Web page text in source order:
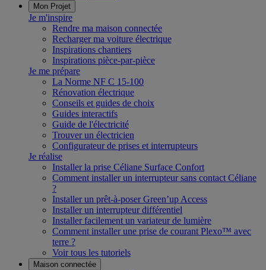
Mon Projet
Je m'inspire
Rendre ma maison connectée
Recharger ma voiture électrique
Inspirations chantiers
Inspirations pièce-par-pièce
Je me prépare
La Norme NF C 15-100
Rénovation électrique
Conseils et guides de choix
Guides interactifs
Guide de l'électricité
Trouver un électricien
Configurateur de prises et interrupteurs
Je réalise
Installer la prise Céliane Surface Confort
Comment installer un interrupteur sans contact Céliane
?
Installer un prêt-à-poser Green’up Access
Installer un interrupteur différentiel
Installer facilement un variateur de lumière
Comment installer une prise de courant Plexo™ avec
terre ?
Voir tous les tutoriels
Maison connectée